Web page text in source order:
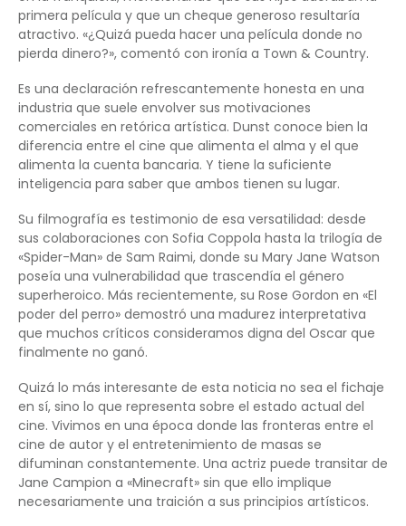
primera película y que un cheque generoso resultaría
atractivo. «¿Quizá pueda hacer una película donde no
pierda dinero?», comentó con ironía a Town & Country.
Es una declaración refrescantemente honesta en una
industria que suele envolver sus motivaciones
comerciales en retórica artística. Dunst conoce bien la
diferencia entre el cine que alimenta el alma y el que
alimenta la cuenta bancaria. Y tiene la suficiente
inteligencia para saber que ambos tienen su lugar.
Su filmografía es testimonio de esa versatilidad: desde
sus colaboraciones con Sofia Coppola hasta la trilogía de
«Spider-Man» de Sam Raimi, donde su Mary Jane Watson
poseía una vulnerabilidad que trascendía el género
superheroico. Más recientemente, su Rose Gordon en «El
poder del perro» demostró una madurez interpretativa
que muchos críticos consideramos digna del Oscar que
finalmente no ganó.
Quizá lo más interesante de esta noticia no sea el fichaje
en sí, sino lo que representa sobre el estado actual del
cine. Vivimos en una época donde las fronteras entre el
cine de autor y el entretenimiento de masas se
difuminan constantemente. Una actriz puede transitar de
Jane Campion a «Minecraft» sin que ello implique
necesariamente una traición a sus principios artísticos.